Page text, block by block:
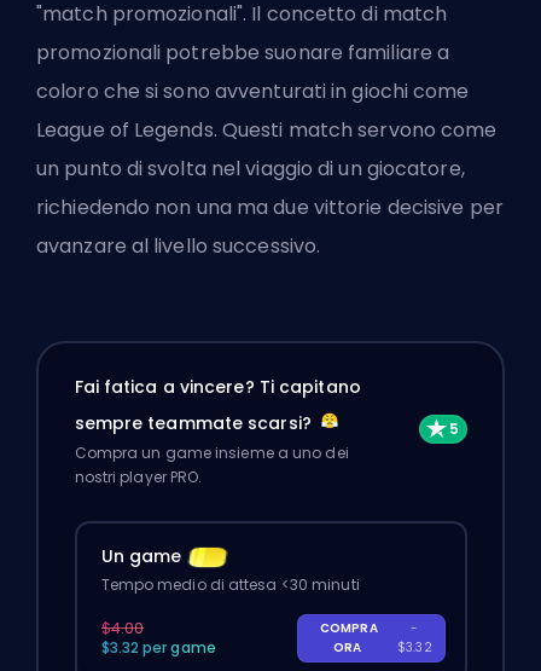
"match promozionali". Il concetto di match
promozionali potrebbe suonare familiare a
coloro che si sono avventurati in giochi come
League of Legends. Questi match servono come
un punto di svolta nel viaggio di un giocatore,
richiedendo non una ma due vittorie decisive per
avanzare al livello successivo.
Fai fatica a vincere? Ti capitano
sempre teammate scarsi?
Compra un game insieme a uno dei
nostri player PRO.
Un game
Tempo medio di attesa <30 minuti
$4.00
$3.32 per game
COMPRA
ORA
-
$3.32